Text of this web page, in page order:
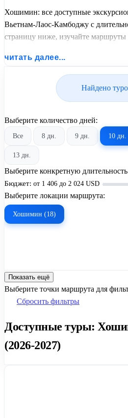
Хошимин: все доступные
Вьетнам-Лаос-Камбоджу с
страницу ниже, изучайте
от United Travel Systems.
читать далее...
Найдено
Выберите количество дней:
Все 8 дн. 9 дн. 10 дн.
13 дн.
Выберите конкретную
Бюджет: от 1 406 до 2 024 USD
Выберите локации маршрута:
Хошимин (18)
Показать ещё
Выберите точки маршрута для
Сбросить фильтры
Доступные туры:
(2026-2027)